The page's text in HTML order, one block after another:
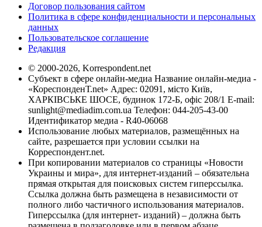
Договор пользования сайтом
Политика в сфере конфиденциальности и персональных
данных
Пользовательское соглашение
Редакция
© 2000-2026, Korrespondent.net
Субъект в сфере онлайн-медиа Название онлайн-медиа -
«КореспонденТ.net» Адрес: 02091, місто Київ,
ХАРКІВСЬКЕ ШОСЕ, будинок 172-Б, офіс 208/1 E-mail:
sunlight@mediadim.com.ua Телефон: 044-205-43-00
Идентификатор медиа - R40-06068
Использование любых материалов, размещённых на
сайте, разрешается при условии ссылки на
Корреспондент.net.
При копировании материалов со страницы «Новости
Украины и мира», для интернет-изданий – обязательна
прямая открытая для поисковых систем гиперссылка.
Ссылка должна быть размещена в независимости от
полного либо частичного использования материалов.
Гиперссылка (для интернет- изданий) – должна быть